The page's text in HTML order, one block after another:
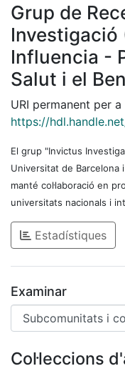
Grup de
Investigació
Influencia -
Salut i el
URI permanent per
https://
El grup "Invictus
Universitat de Barcelona
manté col·laboració en
universitats nacionals i
Estadístiques
Examinar
Col·leccions